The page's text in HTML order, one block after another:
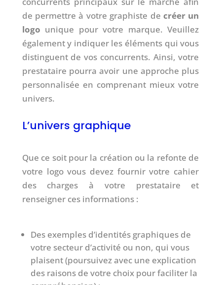
de permettre à votre graphiste de créer un
logo unique pour votre marque. Veuillez
également y indiquer les éléments qui vous
distinguent de vos concurrents. Ainsi, votre
prestataire pourra avoir une approche plus
personnalisée en comprenant mieux votre
univers.
L’univers graphique
Que ce soit pour la création ou la refonte de
votre logo vous devez fournir votre cahier
des charges à votre prestataire et
renseigner ces informations :
Des exemples d’identités graphiques de
votre secteur d’activité ou non, qui vous
plaisent (poursuivez avec une explication
des raisons de votre choix pour faciliter la